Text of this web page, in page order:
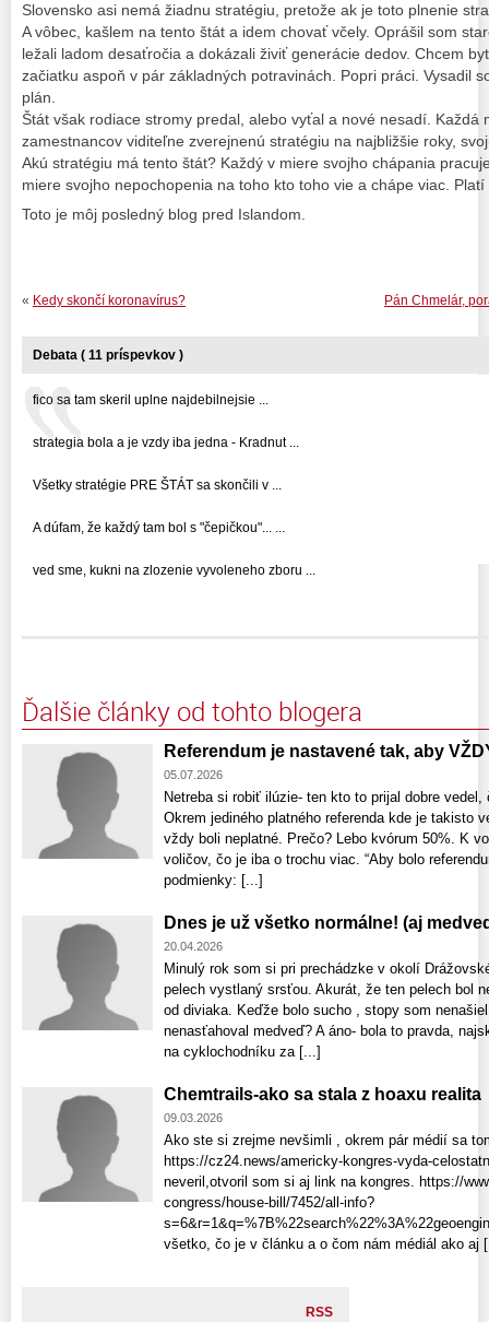
Slovensko asi nemá žiadnu stratégiu, pretože ak je toto plnenie
A vôbec, kašlem na tento štát a idem chovať včely. Oprášil som
ležali ladom desaťročia a dokázali živiť generácie dedov. Chcem
začiatku aspoň v pár základných potravinách. Popri práci. Vysadil
plán.
Štát však rodiace stromy predal, alebo vyťal a nové nesadí. Každá
zamestnancov viditeľne zverejnenú stratégiu na najbližšie roky,
Akú stratégiu má tento štát? Každý v miere svojho chápania
miere svojho nepochopenia na toho kto toho vie a chápe viac.
Toto je môj posledný blog pred Islandom.
Pán Chmelár,
« Kedy skončí koronavírus?
Debata ( 11 príspevkov )
fico sa tam skeril uplne najdebilnejsie ...
strategia bola a je vzdy iba jedna - Kradnut ...
Všetky stratégie PRE ŠTÁT sa skončili v ...
A dúfam, že každý tam bol s "čepičkou"... ...
ved sme, kukni na zlozenie vyvoleneho zboru ...
Ďalšie články od tohto blogera
Referendum je nastavené tak, aby
05.07.2026
Netreba si robiť ilúzie- ten kto to prijal dobre vedel,
Okrem jediného platného referenda kde je takisto
vždy boli neplatné. Prečo? Lebo kvórum 50%. K
voličov, čo je iba o trochu viac. “Aby bolo
podmienky: [...]
Dnes je už všetko normálne! (aj
20.04.2026
Minulý rok som si pri prechádzke v okolí
pelech vystlaný srsťou. Akurát, že ten pelech bol
od diviaka. Keďže bolo sucho , stopy som
nenasťahoval medveď? A áno- bola to pravda,
na cyklochodníku za [...]
Chemtrails-ako sa stala z hoaxu realita
09.03.2026
Ako ste si zrejme nevšimli , okrem pár médií sa
https://cz24.news/americky-kongres-vyda-
neveril,otvoril som si aj link na kongres. https://
congress/house-bill/7452/all-info?
všetko, čo je v článku a o čom nám médiál ako aj
RSS